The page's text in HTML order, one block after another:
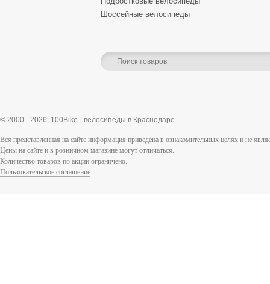
Шоссейные велосипеды
© 2000 - 2026, 100Bike - велосипеды в Краснодаре
Вся представленная на сайте информация приведена в ознакомительных целях и не
Цены на сайте и в розничном магазине могут отличаться.
Количество товаров по акции ограничено.
Пользовательское соглашение.